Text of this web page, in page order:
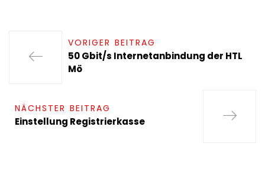
VORIGER BEITRAG
50 Gbit/s Internetanbindung der HTL
Mö
NÄCHSTER BEITRAG
Einstellung Registrierkasse